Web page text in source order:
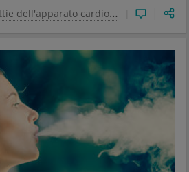
dell'apparato cardiovascolare